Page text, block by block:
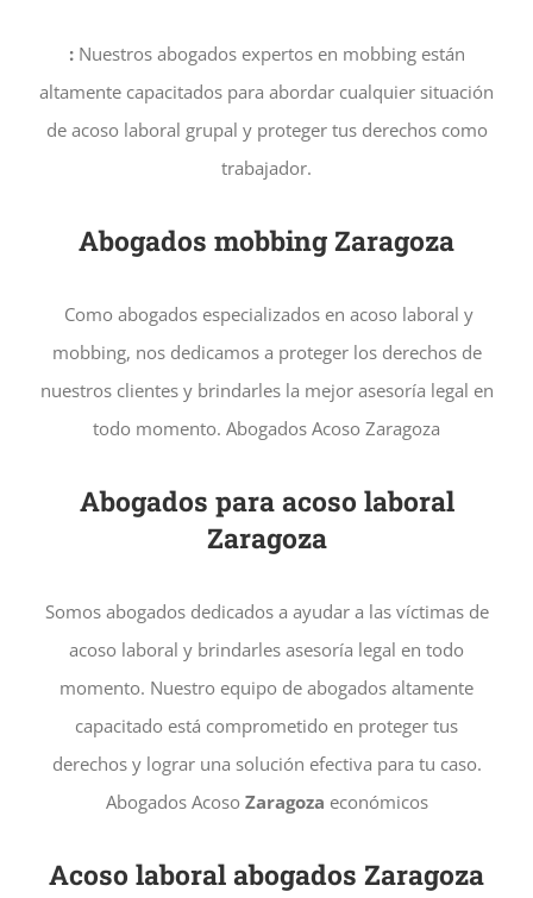
:Nuestros abogados expertos en mobbing están
altamente capacitados para abordar cualquier situación
de acoso laboral grupal y proteger tus derechos como
trabajador.
Abogados mobbing Zaragoza
Como abogados especializados en acoso laboral y
mobbing, nos dedicamos a proteger los derechos de
nuestros clientes y brindarles la mejor asesoría legal en
todo momento. Abogados Acoso Zaragoza
Abogados para acoso laboral
Zaragoza
Somos abogados dedicados a ayudar a las víctimas de
acoso laboral y brindarles asesoría legal en todo
momento. Nuestro equipo de abogados altamente
capacitado está comprometido en proteger tus
derechos y lograr una solución efectiva para tu caso.
Abogados Acoso Zaragoza económicos
Acoso laboral abogados Zaragoza